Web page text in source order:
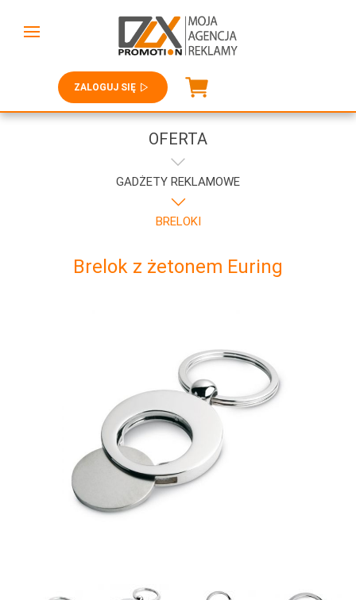
ZALOGUJ SIĘ
OFERTA
GADŻETY REKLAMOWE
BRELOKI
Brelok z żetonem Euring